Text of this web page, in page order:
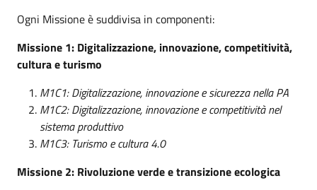
Ogni Missione è suddivisa in componenti:
Missione 1: Digitalizzazione, innovazione, competitività,
cultura e turismo
M1C1: Digitalizzazione, innovazione e sicurezza nella PA
M1C2: Digitalizzazione, innovazione e competitività nel
sistema produttivo
M1C3: Turismo e cultura 4.0
Missione 2: Rivoluzione verde e transizione ecologica